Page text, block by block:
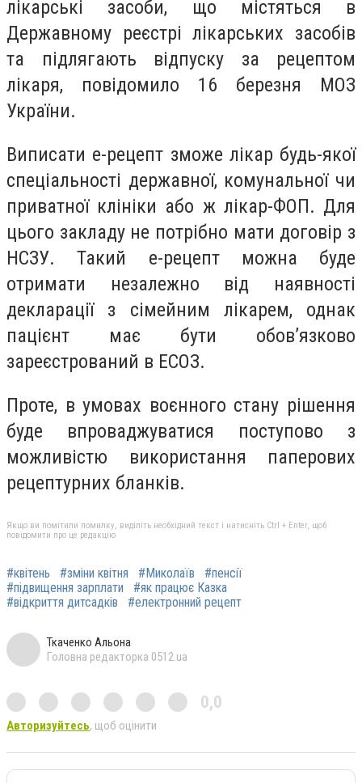
лікарські засоби, що містяться в
Державному реєстрі лікарських засобів
та підлягають відпуску за рецептом
лікаря, повідомило 16 березня МОЗ
України.
Виписати е-рецепт зможе лікар будь-якої
спеціальності державної, комунальної чи
приватної клініки або ж лікар-ФОП. Для
цього закладу не потрібно мати договір з
НСЗУ. Такий е-рецепт можна буде
отримати незалежно від наявності
декларації з сімейним лікарем, однак
пацієнт має бути обов’язково
зареєстрований в ЕСОЗ.
Проте, в умовах воєнного стану рішення
буде впроваджуватися поступово з
можливістю використання паперових
рецептурних бланків.
Якщо ви помітили помилку, виділіть необхідний текст і натисніть Ctrl + Enter, щоб
повідомити про це редакцію
#квітень #зміни квітня #Миколаїв
#пенсії
#підвищення зарплати
#як працює Казка
#відкриття дитсадків
#електронний рецепт
Ткаченко Альона
Головна редакторка 0512.ua
0,0
Авторизуйтесь, щоб оцінити